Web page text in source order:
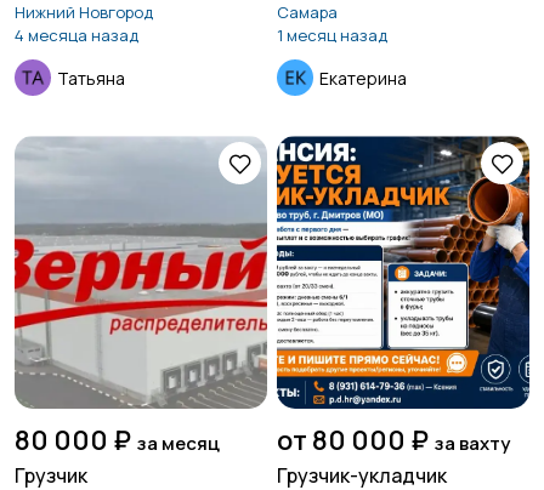
Нижний Новгород
4 месяца назад
Татьяна
Самара
1 месяц назад
Екатерина
80 000 ₽ за месяц
Грузчик
от 80 000 ₽ за вахту
Грузчик-укладчик